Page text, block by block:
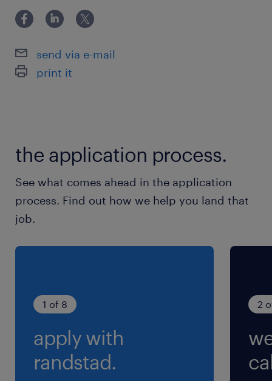
#forklift
派遣先の特徴
来社不要の「WEB・電話面談」実施中
最寄駅
東武日光線／幸手駅（車10分）
JR宇都宮線／東鷲宮駅（車16分）
休日休暇
就業時間
（1）7:00-15:30（実働7時間30分・休憩60分）
（2）13:00-21:30（実働7時間30分・休憩60分）
（3）22:00-6:30（実働7時間30分・休憩60分）
※1週間ごとの3交替勤務
send via e-mail
print it
the application process.
See what comes ahead in the application
process. Find out how we help you land that
job.
1 of 8
apply with
randstad.
2